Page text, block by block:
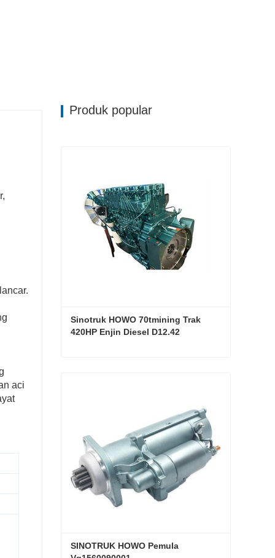
aci
Produk popular
Sinotruk HOWO 70tmining Trak
420HP Enjin Diesel D12.42
SINOTRUK HOWO Pemula